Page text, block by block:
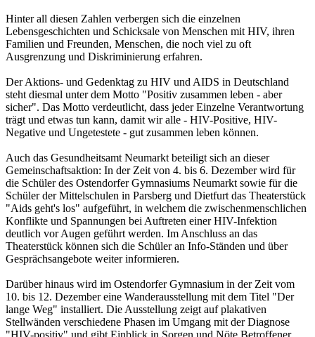
Hinter all diesen Zahlen verbergen sich die einzelnen
Lebensgeschichten und Schicksale von Menschen mit HIV, ihren
Familien und Freunden, Menschen, die noch viel zu oft
Ausgrenzung und Diskriminierung erfahren.
Der Aktions- und Gedenktag zu HIV und AIDS in Deutschland
steht diesmal unter dem Motto "Positiv zusammen leben - aber
sicher". Das Motto verdeutlicht, dass jeder Einzelne Verantwortung
trägt und etwas tun kann, damit wir alle - HIV-Positive, HIV-
Negative und Ungetestete - gut zusammen leben können.
Auch das Gesundheitsamt Neumarkt beteiligt sich an dieser
Gemeinschaftsaktion: In der Zeit von 4. bis 6. Dezember wird für
die Schüler des Ostendorfer Gymnasiums Neumarkt sowie für die
Schüler der Mittelschulen in Parsberg und Dietfurt das Theaterstück
"Aids geht's los" aufgeführt, in welchem die zwischenmenschlichen
Konflikte und Spannungen bei Auftreten einer HIV-Infektion
deutlich vor Augen geführt werden. Im Anschluss an das
Theaterstück können sich die Schüler an Info-Ständen und über
Gesprächsangebote weiter informieren.
Darüber hinaus wird im Ostendorfer Gymnasium in der Zeit vom
10. bis 12. Dezember eine Wanderausstellung mit dem Titel "Der
lange Weg" installiert. Die Ausstellung zeigt auf plakativen
Stellwänden verschiedene Phasen im Umgang mit der Diagnose
"HIV-positiv" und gibt Einblick in Sorgen und Nöte Betroffener.